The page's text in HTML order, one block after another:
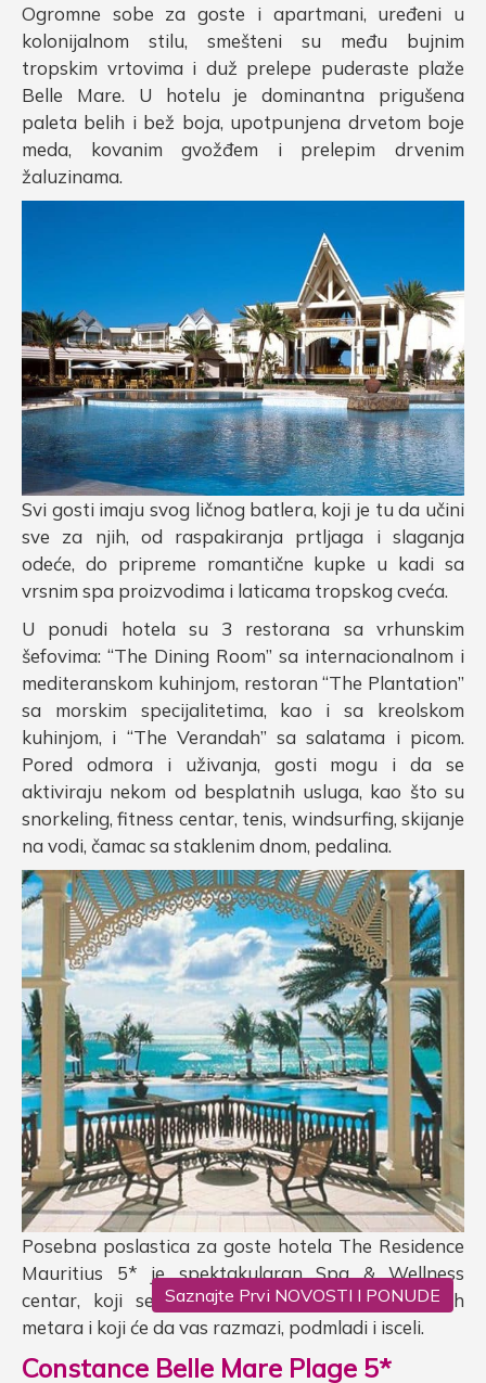
Ogromne sobe za goste i apartmani, uređeni u
kolonijalnom stilu, smešteni su među bujnim
tropskim vrtovima i duž prelepe puderaste plaže
Belle Mare. U hotelu je dominantna prigušena
paleta belih i bež boja, upotpunjena drvetom boje
meda, kovanim gvožđem i prelepim drvenim
žaluzinama.
Svi gosti imaju svog ličnog batlera, koji je tu da učini
sve za njih, od raspakiranja prtljaga i slaganja
odeće, do pripreme romantične kupke u kadi sa
vrsnim spa proizvodima i laticama tropskog cveća.
U ponudi hotela su 3 restorana sa vrhunskim
šefovima: “The Dining Room” sa internacionalnom i
mediteranskom kuhinjom, restoran “The Plantation”
sa morskim specijalitetima, kao i sa kreolskom
kuhinjom, i “The Verandah” sa salatama i picom.
Pored odmora i uživanja, gosti mogu i da se
aktiviraju nekom od besplatnih usluga, kao što su
snorkeling, fitness centar, tenis, windsurfing, skijanje
na vodi, čamac sa staklenim dnom, pedalina.
Posebna poslastica za goste hotela The Residence
Mauritius 5* je spektakularan Spa & Wellness
centar, koji se prostire na čak 850 kvadratnih
metara i koji će da vas razmazi, podmladi i isceli.
Constance Belle Mare Plage 5*
Saznajte Prvi NOVOSTI I PONUDE